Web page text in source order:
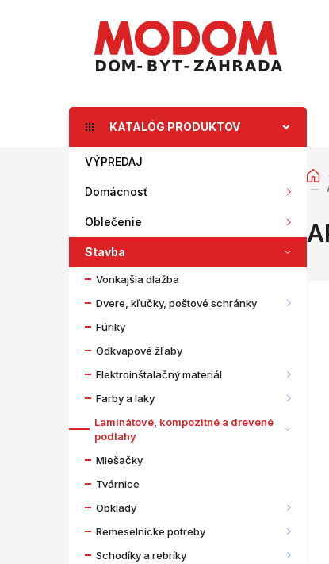
KATALÓG PRODUKTOV
VÝPREDAJ
Domácnosť
Oblečenie
Stavba
Vonkajšia dlažba
Dvere, kľučky, poštové schránky
Fúriky
Odkvapové žľaby
Elektroinštalačný materiál
Farby a laky
Laminátové, kompozitné a drevené
podlahy
Miešačky
Tvárnice
Obklady
Remeselnícke potreby
Schodíky a rebríky